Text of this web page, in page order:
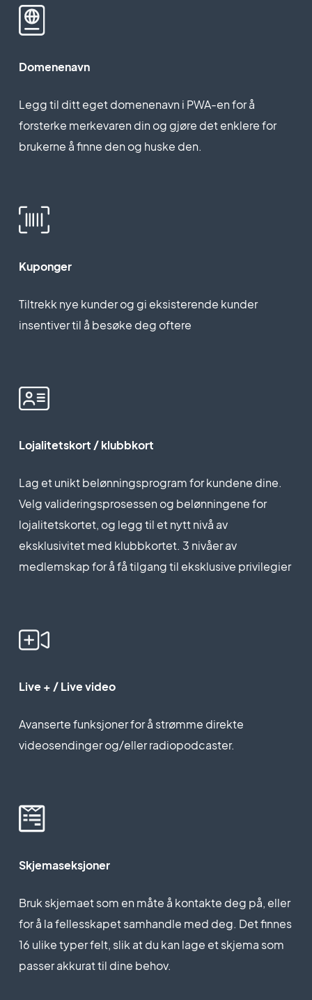
Domenenavn
Legg til ditt eget domenenavn i PWA-en for å
forsterke merkevaren din og gjøre det enklere for
brukerne å finne den og huske den.
Kuponger
Tiltrekk nye kunder og gi eksisterende kunder
insentiver til å besøke deg oftere
Lojalitetskort / klubbkort
Lag et unikt belønningsprogram for kundene dine.
Velg valideringsprosessen og belønningene for
lojalitetskortet, og legg til et nytt nivå av
eksklusivitet med klubbkortet. 3 nivåer av
medlemskap for å få tilgang til eksklusive privilegier
Live + / Live video
Avanserte funksjoner for å strømme direkte
videosendinger og/eller radiopodcaster.
Skjemaseksjoner
Bruk skjemaet som en måte å kontakte deg på, eller
for å la fellesskapet samhandle med deg. Det finnes
16 ulike typer felt, slik at du kan lage et skjema som
passer akkurat til dine behov.